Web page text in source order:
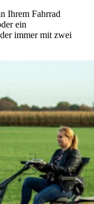
Ihrem Fahrrad
ein
immer mit zwei